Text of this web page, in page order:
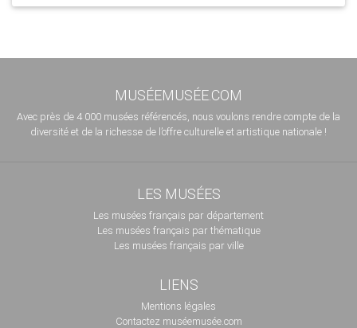
MUSÉEMUSÉE.COM
Avec près de 4 000 musées référencés, nous voulons rendre compte de la
diversité et de la richesse de l’offre culturelle et artistique nationale !
LES MUSÉES
Les musées français par département
Les musées français par thématique
Les musées français par ville
LIENS
Mentions légales
Contactez muséemusée.com